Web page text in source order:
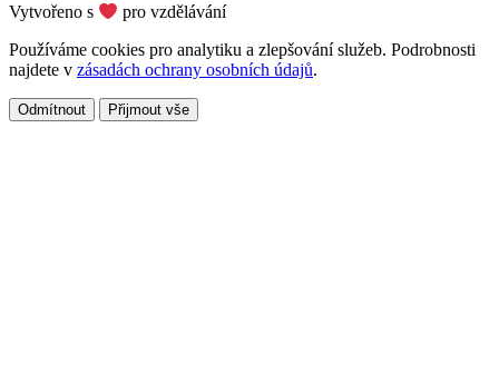
Vytvořeno s
pro vzdělávání
Používáme cookies pro analytiku a zlepšování služeb. Podrobnosti
najdete v zásadách ochrany osobních údajů.
Odmítnout Přijmout vše